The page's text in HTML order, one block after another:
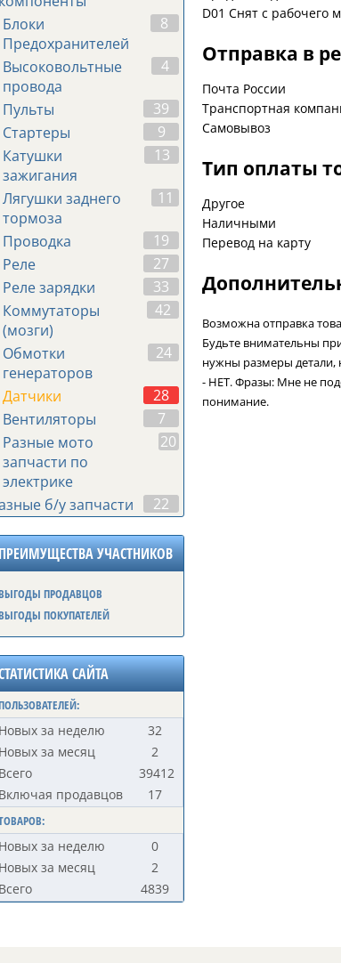
Блоки
Предохранителей
8
Высоковольтные
провода
4
Пульты
39
Стартеры
9
Катушки
зажигания
13
Лягушки заднего
тормоза
11
Проводка
19
Реле
27
Реле зарядки
33
Коммутаторы
(мозги)
42
Обмотки
генераторов
24
Датчики
28
Вентиляторы
7
Разные мото
запчасти по
электрике
20
б/у запчасти 22
УЧАСТНИКОВ
ПРОДАВЦОВ
ПОКУПАТЕЛЕЙ
САЙТА
Новых за неделю
32
Новых за месяц
2
Всего
39412
Включая продавцов
17
Новых за неделю
0
Новых за месяц
2
Всего
4839
D01 Снят с рабочего
Отправка в
Почта России
Транспортная
Самовывоз
Тип оплаты
Другое
Наличными
Перевод на карту
Возможна отправка
Будьте внимательны
нужны размеры детали,
- НЕТ. Фразы: Мне не
понимание.